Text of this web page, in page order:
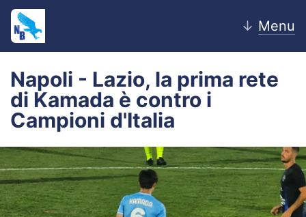
↓ Menu
Home
News
Editoriale
Pagelle
Napoli - Lazio, la prima rete
di Kamada è contro i
Campioni d'Italia